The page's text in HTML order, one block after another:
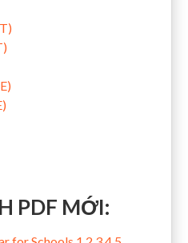
PDF MỚI: